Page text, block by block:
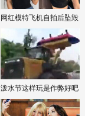
网红模特飞机自拍后坠毁
泼水节这样玩是作弊好吧